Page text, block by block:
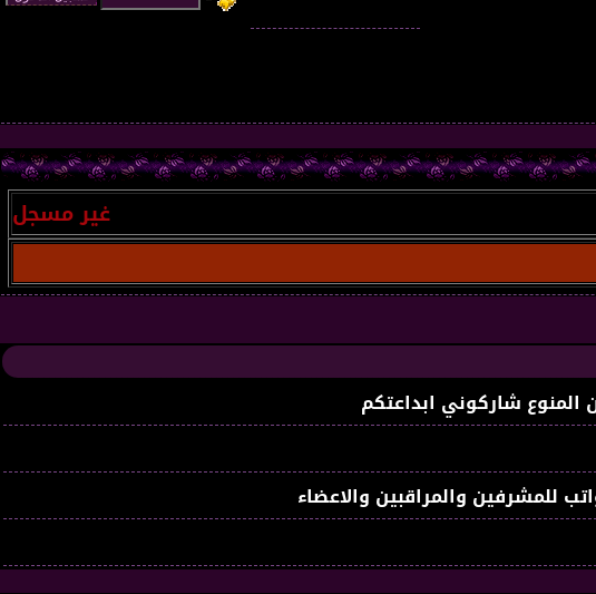
غير مسجل:
المنوع شاركوني ابداعتكم
للمشرفين والمراقبين والاعضاء